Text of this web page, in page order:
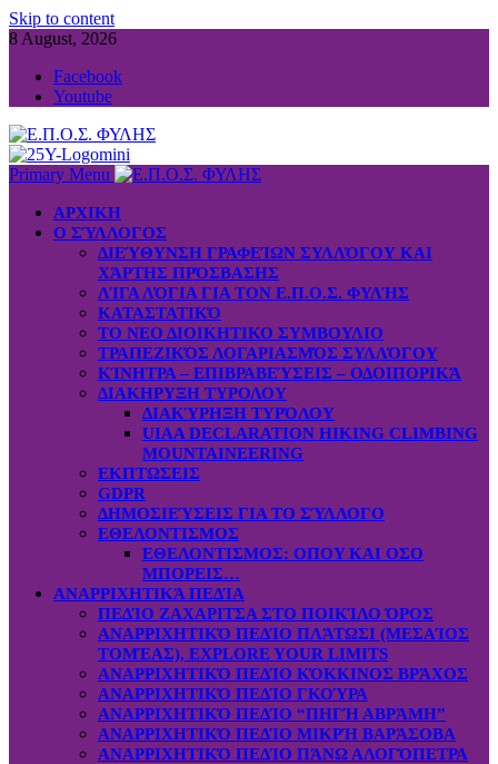
Skip to content
8 August, 2026
Facebook
Youtube
Primary Menu
ΑΡΧΙΚΗ
Ο ΣΎΛΛΟΓΟΣ
ΔΙΕΎΘΥΝΣΗ ΓΡΑΦΕΊΩΝ ΣΥΛΛΌΓΟΥ ΚΑΙ
ΧΆΡΤΗΣ ΠΡΌΣΒΑΣΗΣ
ΛΊΓΑ ΛΌΓΙΑ ΓΙΑ ΤΟΝ Ε.Π.Ο.Σ. ΦΥΛΉΣ
ΚΑΤΑΣΤΑΤΙΚΌ
ΤΟ ΝΕΟ ΔΙΟΙΚΗΤΙΚΟ ΣΥΜΒΟΥΛΙΟ
ΤΡΑΠΕΖΙΚΌΣ ΛΟΓΑΡΙΑΣΜΌΣ ΣΥΛΛΌΓΟΥ
ΚΊΝΗΤΡΑ – ΕΠΙΒΡΑΒΕΎΣΕΙΣ – ΟΔΟΙΠΟΡΙΚΆ
ΔΙΑΚΗΡΥΞΗ ΤΥΡΟΛΟΥ
ΔΙΑΚΎΡΗΞΗ ΤΥΡΌΛΟΥ
UIAA DECLARATION HIKING CLIMBING
MOUNTAINEERING
ΕΚΠΤΩΣΕΙΣ
GDPR
ΔΗΜΟΣΙΕΎΣΕΙΣ ΓΙΑ ΤΟ ΣΎΛΛΟΓΟ
ΕΘΕΛΟΝΤΙΣΜΟΣ
ΕΘΕΛΟΝΤΙΣΜΟΣ: OΠOY KAI ΟΣΟ
ΜΠΟΡΕΙΣ…
ΑΝΑΡΡΙΧΗΤΙΚΆ ΠΕΔΊΑ
ΠΕΔΊΟ ΖΑΧΑΡΙΤΣΑ ΣΤΟ ΠΟΙΚΊΛΟ ΌΡΟΣ
ΑΝΑΡΡΙΧΗΤΙΚΌ ΠΕΔΊΟ ΠΛΆΤΩΣΙ (ΜΕΣΑΊΟΣ
ΤΟΜΈΑΣ), EXPLORE YOUR LIMITS
ΑΝΑΡΡΙΧΗΤΙΚΌ ΠΕΔΊΟ ΚΌΚΚΙΝΟΣ ΒΡΆΧΟΣ
ΑΝΑΡΡΙΧΗΤΙΚΌ ΠΕΔΊΟ ΓΚΟΎΡΑ
ΑΝΑΡΡΙΧΗΤΙΚΌ ΠΕΔΊΟ “ΠΗΓΉ ΑΒΡΆΜΗ”
ΑΝΑΡΡΙΧΗΤΙΚΌ ΠΕΔΊΟ ΜΙΚΡΉ ΒΑΡΆΣΟΒΑ
ΑΝΑΡΡΙΧΗΤΙΚΌ ΠΕΔΊΟ ΠΆΝΩ ΑΛΟΓΌΠΕΤΡΑ